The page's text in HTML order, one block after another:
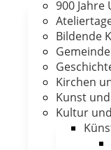
900 Jahre
Bildende
Kirchen
Kunst
Kultur